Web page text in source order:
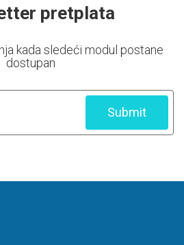
pretplata
kada sledeći modul postane
dostupan
Submit